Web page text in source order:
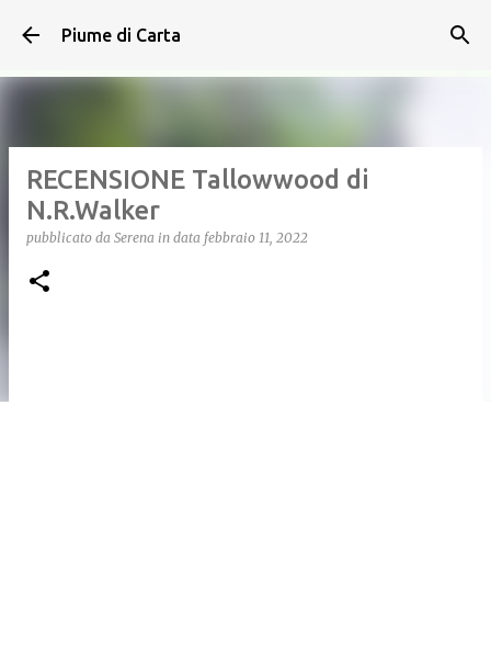
Passa ai contenuti principali
Piume di Carta
RECENSIONE Tallowwood di
N.R.Walker
pubblicato da Serena in data febbraio 11, 2022